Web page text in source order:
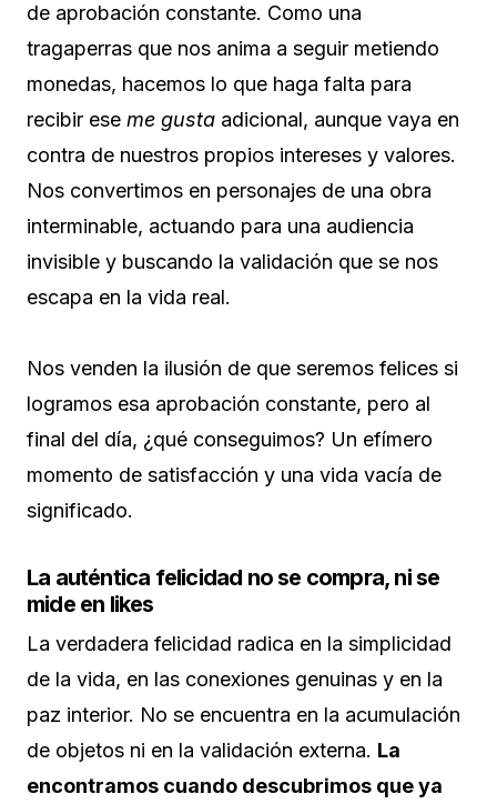
de aprobación constante. Como una
tragaperras que nos anima a seguir metiendo
monedas, hacemos lo que haga falta para
recibir ese me gusta adicional, aunque vaya en
contra de nuestros propios intereses y valores.
Nos convertimos en personajes de una obra
interminable, actuando para una audiencia
invisible y buscando la validación que se nos
escapa en la vida real.
Nos venden la ilusión de que seremos felices si
logramos esa aprobación constante, pero al
final del día, ¿qué conseguimos? Un efímero
momento de satisfacción y una vida vacía de
significado.
La auténtica felicidad no se compra, ni se
mide en likes
La verdadera felicidad radica en la simplicidad
de la vida, en las conexiones genuinas y en la
paz interior. No se encuentra en la acumulación
de objetos ni en la validación externa. La
encontramos cuando descubrimos que ya